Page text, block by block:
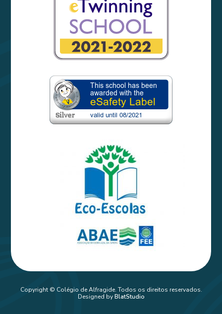
Copyright © Colégio de Alfragide. Todos os direitos reservados.
Designed byBlatStudio